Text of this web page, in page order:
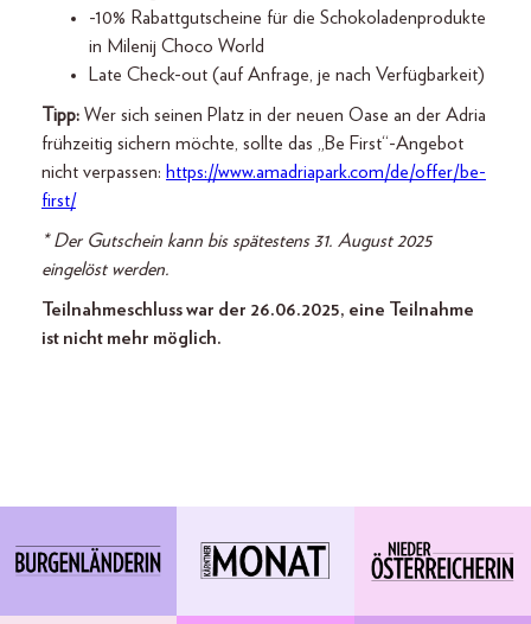
-10% Rabattgutscheine für die Schokoladenprodukte
in Milenij Choco World
Late Check-out (auf Anfrage, je nach Verfügbarkeit)
Tipp: Wer sich seinen Platz in der neuen Oase an der Adria
frühzeitig sichern möchte, sollte das „Be First“-Angebot
nicht verpassen: https://www.amadriapark.com/de/offer/be-
first/
*Der Gutschein kann bis spätestens 31. August 2025
eingelöst werden.
Teilnahmeschluss war der 26.06.2025, eine Teilnahme
ist nicht mehr möglich.